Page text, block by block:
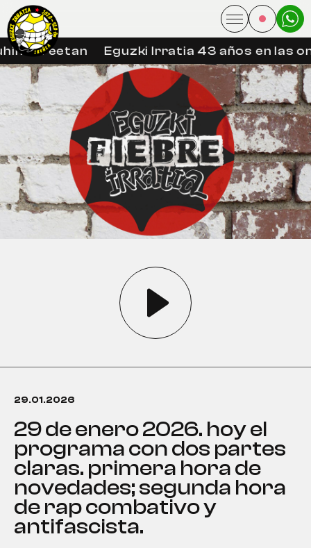
libreetan Eguzki Irratia 43 años en las
29.01.2026
29 de enero 2026. hoy el
programa con dos partes
claras. primera hora de
novedades; segunda hora
de rap combativo y
antifascista.